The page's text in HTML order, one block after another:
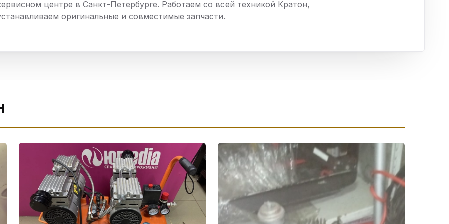
шкаф Вентиляция Осушитель воздуха
центре в Санкт-Петербурге. Работаем со всей техникой Кратон,
оригинальные и совместимые запчасти.